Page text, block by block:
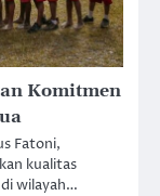
Komitmen
Fatoni,
kualitas
wilayah…